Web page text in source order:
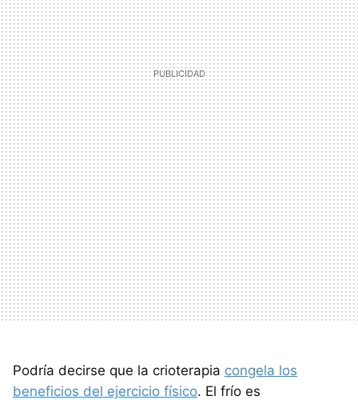
Podría decirse que la crioterapia congela los
beneficios del ejercicio físico. El frío es